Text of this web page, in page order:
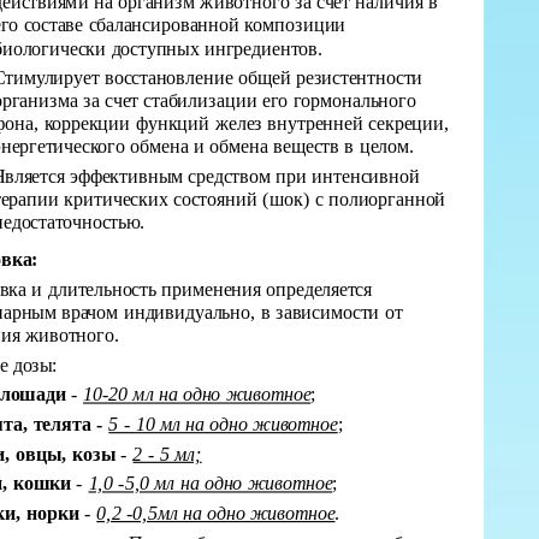
составе сбалансированной композиции
доступных ингредиентов.
восстановление общей резистентности
за счет стабилизации его гормонального
коррекции функций желез внутренней секреции,
обмена и обмена веществ в целом.
эффективным средством при интенсивной
критических состояний (шок) с полиорганной
и длительность применения определяется
врачом индивидуально, в зависимости от
животного.
дозы:
-10-20 мл на одно животное;
телята -5 - 10 мл на одно животное;
овцы, козы-2 - 5 мл;
кошки- 1,0 -5,0 мл на одно животное;
норки-0,2 -0,5мл на одно животное.